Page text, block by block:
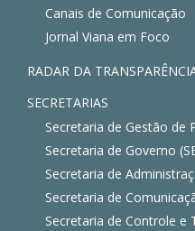
Canais de Comunicação
Jornal Viana em Foco
RADAR DA
SECRETARIAS
Secretaria de Gestão de
Secretaria de Governo
Secretaria de
Secretaria de
Secretaria de Controle e